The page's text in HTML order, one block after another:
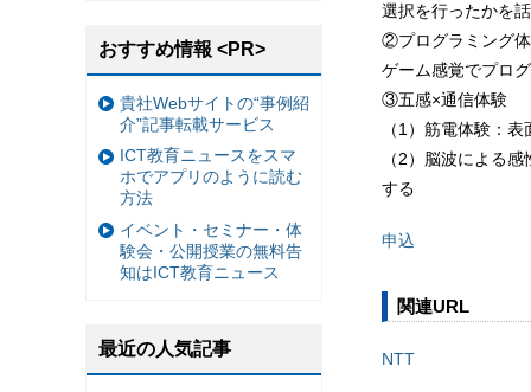
選択を行ったかを
②プログラミング
ゲーム感覚でプロ
③五感×通信体験
（1）筋電体験：
（2）脳波による
する
申込
関連URL
NTT
おすすめ情報 <PR>
貴社Webサイトの“事例紹
介”記事転載サービス
ICT教育ニュースをスマ
ホでアプリのように読む
方法
イベント・セミナー・体
験会・公開授業の無料告
知はICT教育ニュース
最近の人気記事